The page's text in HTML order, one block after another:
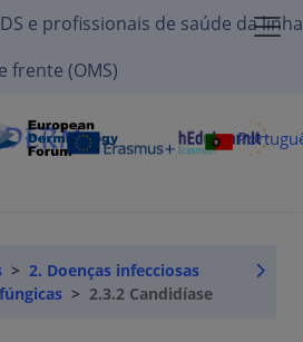
e profissionais de saúde da linha
frente (OMS)
2. Doenças infecciosas
2.3.2 Candidíase